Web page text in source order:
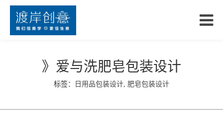
》爱与洗肥皂包装设计
标签： 日用品包装设计, 肥皂包装设计